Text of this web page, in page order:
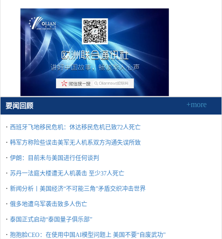
要闻回顾 +more
· 西班牙飞地移民危机：休达移民危机已致72人死亡
· 韩军方称险些误击美军无人机系双方沟通失误所致
· 伊朗：目前未与美国进行任何谈判
· 苏丹一法庭大楼遭无人机袭击 至少37人死亡
· 新闻分析丨美国经济“不可能三角”矛盾交织冲击世界
· 俄多地遭乌军袭击致多人伤亡
· 泰国正式启动“泰国量子俱乐部”
· 抱抱脸CEO：在使用中国AI模型问题上 美国不要“自废武功”